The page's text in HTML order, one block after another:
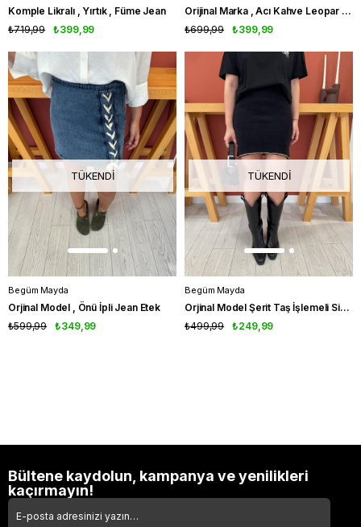
Komple Likralı , Yırtık , Füme Jean
₺399,99
₺719,99
Orijinal Marka , Acı Kahve Leopar Desenli , Likralı Jean
₺399,99
₺699,99
TÜKENDI
Begüm Mayda
Orjinal Model , Önü İpli Jean Etek
₺349,99
₺599,99
TÜKENDI
Begüm Mayda
Orjinal Model Şerit Taş İşlemeli Siyah Triko Etek
₺249,99
₺499,99
Bültene kaydolun, kampanya ve yenilikleri
kaçırmayın!